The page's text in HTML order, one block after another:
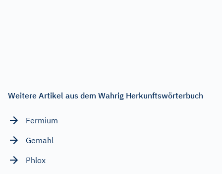
Weitere Artikel aus dem Wahrig Herkunftswörterbuch
Fermium
Gemahl
Phlox